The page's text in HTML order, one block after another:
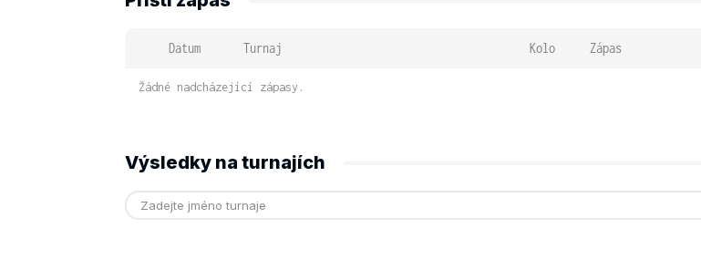
Datum Turnaj Kolo Zápas
Žádné nadcházející zápasy.
Výsledky na turnajích